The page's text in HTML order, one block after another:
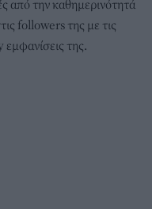
από την καθημερινότητά
followers της με τις
εμφανίσεις της.